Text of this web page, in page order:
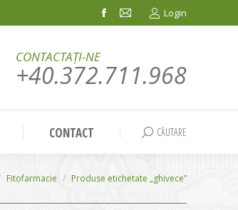
Facebook
in
window
Mail
in
window
Login
CONTACTAȚI-NE
+40.372.711.968
CONTACT Search:
CĂUTARE
here:
Fitofarmacie Produse etichetate „ghivece”